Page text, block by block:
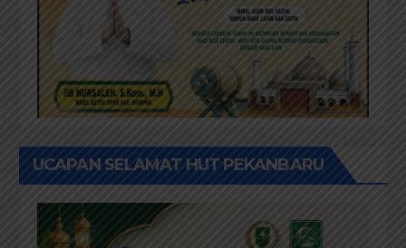
UCAPAN SELAMAT HUT PEKANBARU